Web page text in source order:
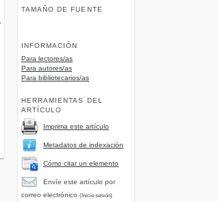
TAMAÑO DE FUENTE
INFORMACIÓN
Para lectores/as
Para autores/as
Para bibliotecarios/as
HERRAMIENTAS DEL
ARTÍCULO
Imprima este artículo
Metadatos de indexación
Cómo citar un elemento
Envíe este artículo por
correo electrónico (Inicie sesión)